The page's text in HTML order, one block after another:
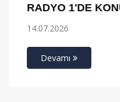
RADYO 1'DE
14.07.2026
Devamı